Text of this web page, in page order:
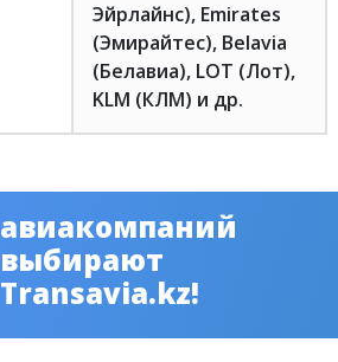
Эйрлайнс), Emirates
(Эмирайтес), Belavia
(Белавиа), LOT (Лот),
KLM (КЛМ) и др.
авиакомпаний
выбирают
Transavia.kz!